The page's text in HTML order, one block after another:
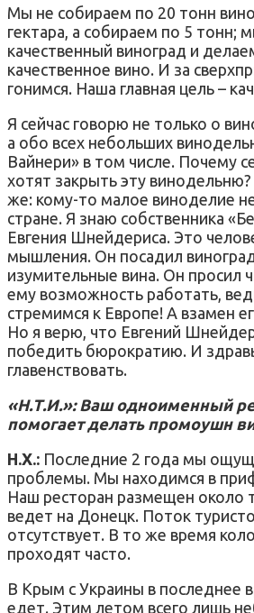
Мы не собираем по 20 тонн
гектара, а собираем по 5 тонн;
качественный виноград и
качественное вино. И за
гонимся. Наша главная цель –
Я сейчас говорю не только о
а обо всех небольших
Вайнери» в том числе. Почему
хотят закрыть эту
же: кому-то малое виноделие
стране. Я знаю собственника
Евгения Шнейдериса. Это
мышления. Он посадил
изумительные вина. Он просил
ему возможность работать,
стремимся к Европе! А взамен
Но я верю, что Евгений
победить бюрократию. И
главенствовать.
«Н.Т.И.»: Ваш одноименный
помогает делать промоушн
Н.Х.: Последние 2 года мы
проблемы. Мы находимся в
Наш ресторан размещен около
ведет на Донецк. Поток
отсутствует. В то же время
проходят часто.
В Крым с Украины в последнее
едет. Этим летом всего лишь